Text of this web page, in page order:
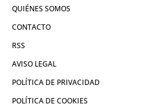
QUIÉNES SOMOS
CONTACTO
RSS
AVISO LEGAL
POLÍTICA DE PRIVACIDAD
POLÍTICA DE COOKIES